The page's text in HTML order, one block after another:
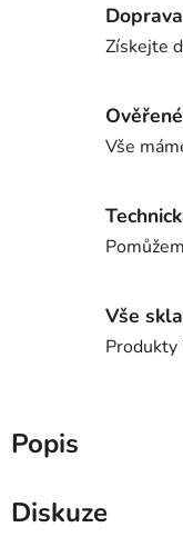
Získejte
Vše
Vše
Produkty
Popis
Diskuze